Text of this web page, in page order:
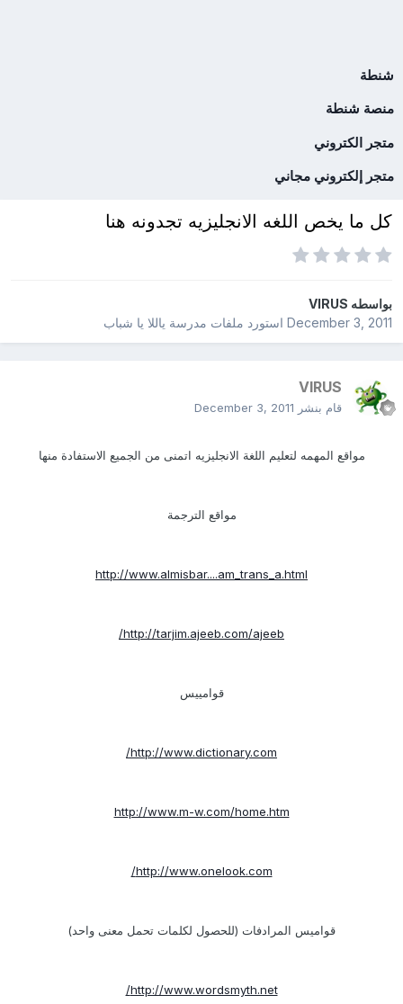
شنطة
منصة شنطة
متجر الكتروني
متجر إلكتروني مجاني
كل ما يخص اللغه الانجليزيه تجدونه هنا
بواسطهVIRUS
December 3, 2011استورد ملفات مدرسة ياللا يا شباب
VIRUS
قام بنشر December 3, 2011
مواقع المهمه لتعليم اللغة الانجليزيه اتمنى من الجميع الاستفادة منها
مواقع الترجمة
http://www.almisbar....am_trans_a.html
http://tarjim.ajeeb.com/ajeeb/
قوامييس
http://www.dictionary.com/
http://www.m-w.com/home.htm
http://www.onelook.com/
قواميس المرادفات (للحصول لكلمات تحمل معنى واحد)
http://www.wordsmyth.net/